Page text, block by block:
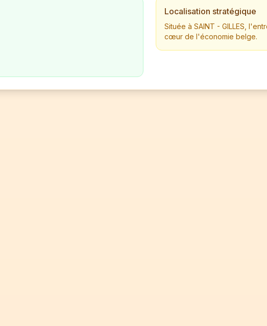
Localisation stratégique
Située à SAINT - GILLES,
cœur de l'économie belge.